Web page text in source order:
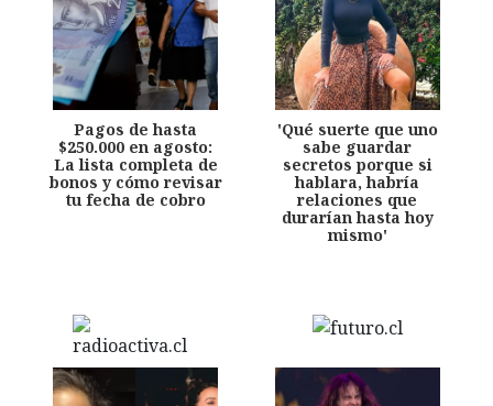
Pagos de hasta
$250.000 en agosto:
La lista completa de
bonos y cómo revisar
tu fecha de cobro
'Qué suerte que uno
sabe guardar
secretos porque si
hablara, habría
relaciones que
durarían hasta hoy
mismo'